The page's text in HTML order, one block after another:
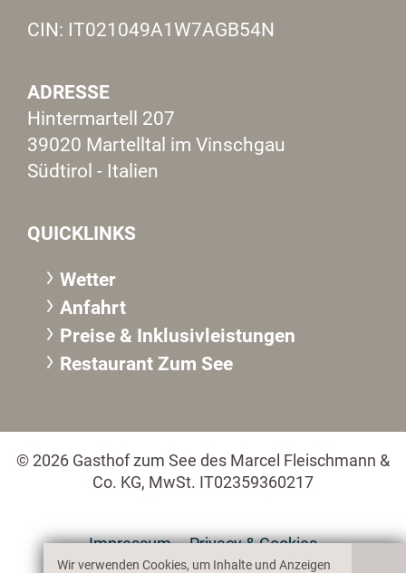
CIN: IT021049A1W7AGB54N
ADRESSE
Hintermartell 207
39020 Martelltal im Vinschgau
Südtirol - Italien
QUICKLINKS
Wetter
Anfahrt
Preise & Inklusivleistungen
Restaurant Zum See
© 2026 Gasthof zum See des Marcel Fleischmann &
Co. KG, MwSt. IT02359360217
Impressum Privacy & Cookies
Wir verwenden Cookies, um Inhalte und Anzeigen